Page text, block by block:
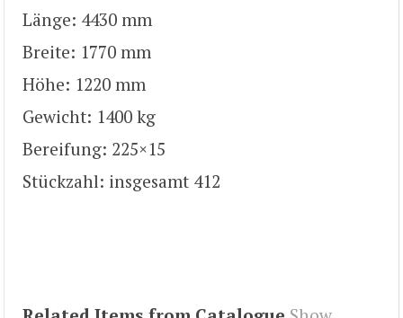
Länge: 4430 mm
Breite: 1770 mm
Höhe: 1220 mm
Gewicht: 1400 kg
Bereifung: 225×15
Stückzahl: insgesamt 412